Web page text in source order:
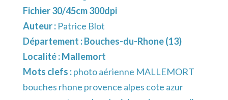
Fichier 30/45cm 300dpi
Auteur : Patrice Blot
Département :Bouches-du-Rhone (13)
Localité :Mallemort
Mots clefs :photo aérienne MALLEMORT
bouches rhone provence alpes cote azur